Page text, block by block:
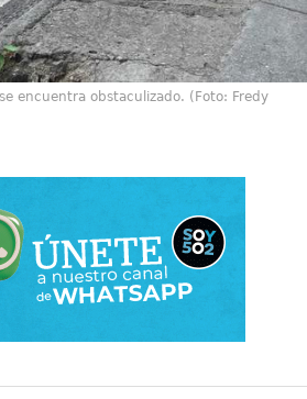
encuentra obstaculizado. (Foto: Fredy